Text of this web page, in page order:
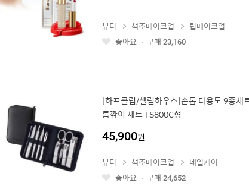
좋
뷰티 색조메이크업
립메이크업
좋아요
구매 23,160
[하프클럽/셀럽하우스]손톱 다용도 9종세
톱깎이 세트 TS800C형
45,900원
좋
뷰티 색조메이크업
네일케어
좋아요
구매 24,652